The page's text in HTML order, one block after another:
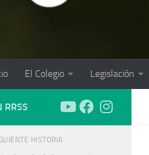
El Colegio Legislación
RRSS
HISTORIA